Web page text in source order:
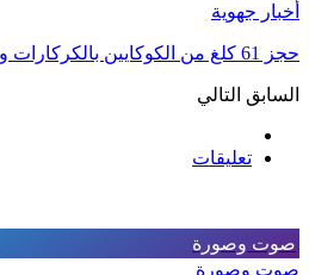
أخبار جهوية
حجز 61 كلغ من الكوكايين بالكركارات و توقيف شخصين.
السابق التالي
تعليقات
صوت وصورة
صوت وصورة